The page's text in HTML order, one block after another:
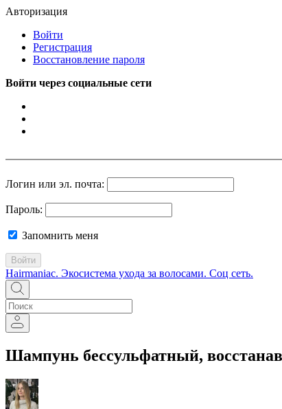
Авторизация
Войти
Регистрация
Восстановление пароля
Войти через социальные сети
Логин или эл. почта:
Пароль:
Запомнить меня
Войти
Hairmaniac. Экосистема ухода за волосами. Соц сеть.
Шампунь бессульфатный,